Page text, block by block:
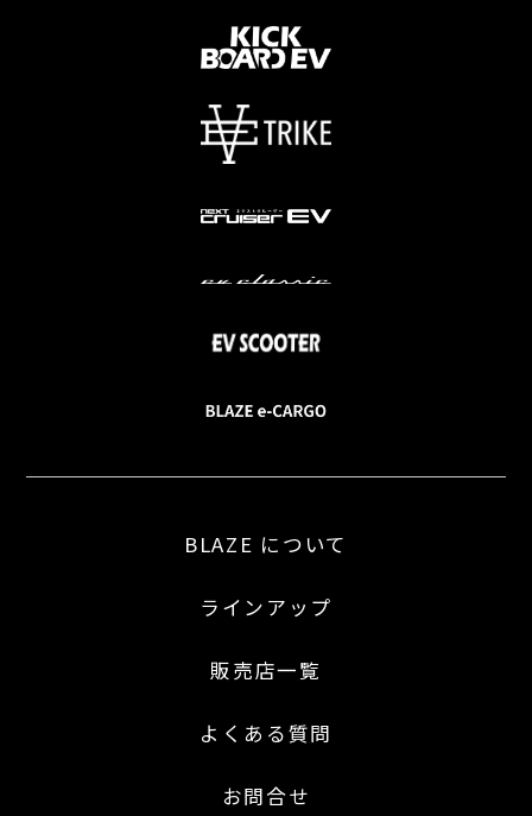
BLAZE について
ラインアップ
販売店一覧
よくある質問
お問合せ